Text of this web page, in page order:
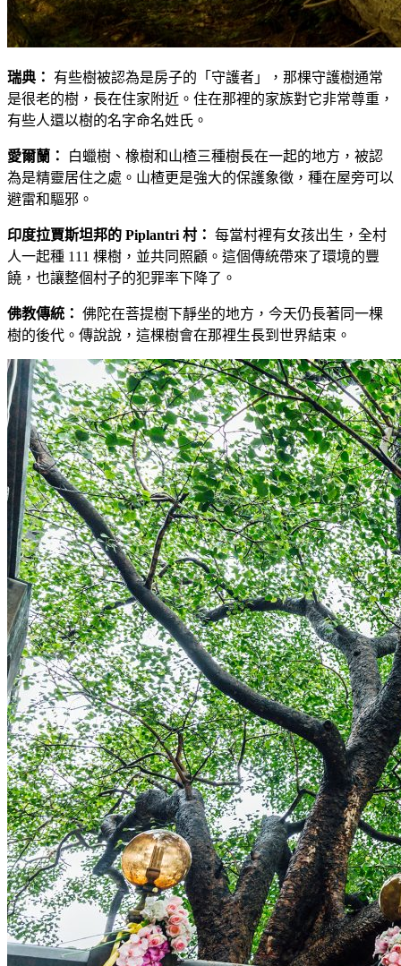
瑞典：
有些樹被認為是房子的「守護者」，那棵守護樹通常
是很老的樹，長在住家附近。住在那裡的家族對它非常尊重，
有些人還以樹的名字命名姓氏。
愛爾蘭：
白蠟樹、橡樹和山楂三種樹長在一起的地方，被認
為是精靈居住之處。山楂更是強大的保護象徵，種在屋旁可以
避雷和驅邪。
印度拉賈斯坦邦的 Piplantri 村： 每當村裡有女孩出生，全村
人一起種 111 棵樹，並共同照顧。這個傳統帶來了環境的豐
饒，也讓整個村子的犯罪率下降了。
佛教傳統： 佛陀在菩提樹下靜坐的地方，今天仍長著同一棵
樹的後代。傳說說，這棵樹會在那裡生長到世界結束。